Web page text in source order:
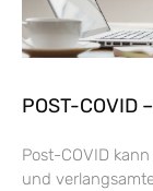
POST-COVID
Post-COVID
und